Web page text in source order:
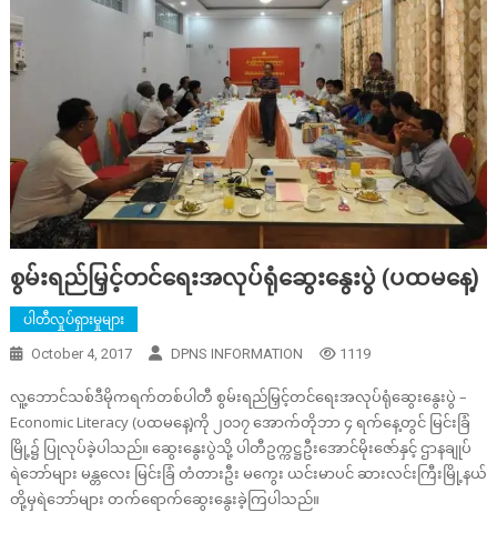
စွမ်းရည်မြှင့်တင်ရေးအလုပ်ရုံဆွေးနွေးပွဲ (ပထမနေ့)
ပါတီလှုပ်ရှားမှုများ
October 4, 2017 DPNS INFORMATION 1119
လူ့ဘောင်သစ်ဒီမိုကရက်တစ်ပါတီ စွမ်းရည်မြှင့်တင်ရေးအလုပ်ရုံဆွေးနွေးပွဲ –
Economic Literacy (ပထမနေ့)ကို ၂၀၁၇ အောက်တိုဘာ ၄ ရက်နေ့တွင် မြင်းခြံ
မြို့၌ ပြုလုပ်ခဲ့ပါသည်။ ဆွေးနွေးပွဲသို့ ပါတီဥက္ကဋ္ဌဦးအောင်မိုးဇော်နှင့် ဌာနချုပ်
ရဲဘော်များ မန္တလေး မြင်းခြံ တံတားဦး မကွေး ယင်းမာပင် ဆားလင်းကြီးမြို့နယ်
တို့မှရဲဘော်များ တက်ရောက်ဆွေးနွေးခဲ့ကြပါသည်။